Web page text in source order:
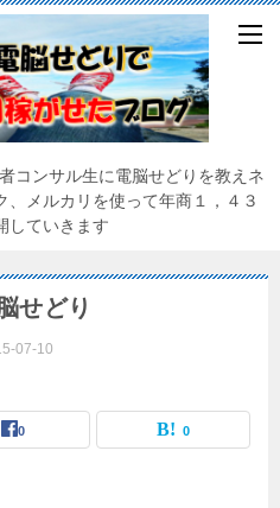
コンサル生に電脳せどりを教えネ
ルカリを使って年商１，４３
していきます
どり
07-10
0 0